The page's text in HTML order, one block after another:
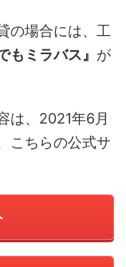
の場合には、工
もミラバス』 が
は、2021年6月
こちらの公式サ